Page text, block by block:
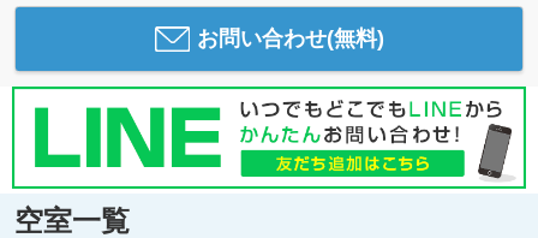
お問い合わせ(無料)
空室一覧